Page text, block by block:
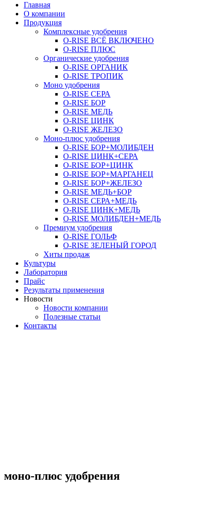
Главная
О компании
Продукция
Комплексные удобрения
O-RISE ВСЁ ВКЛЮЧЕНО
O-RISE ПЛЮС
Органические удобрения
O-RISE ОРГАНИК
O-RISE ТРОПИК
Моно удобрения
O-RISE СЕРА
O-RISE БОР
O-RISE МЕДЬ
O-RISE ЦИНК
O-RISE ЖЕЛЕЗО
Моно-плюс удобрения
O-RISE БОР+МОЛИБДЕН
O-RISE ЦИНК+СЕРА
O-RISE БОР+ЦИНК
O-RISE БОР+МАРГАНЕЦ
O-RISE БОР+ЖЕЛЕЗО
O-RISE МЕДЬ+БОР
O-RISE СЕРА+МЕДЬ
O-RISE ЦИНК+МЕДЬ
O-RISE МОЛИБДЕН+МЕДЬ
Премиум удобрения
O-RISE ГОЛЬФ
O-RISE ЗЕЛЕНЫЙ ГОРОД
Хиты продаж
Культуры
Лаборатория
Прайс
Результаты применения
Новости
Новости компании
Полезные статьи
Контакты
моно-плюс удобрения